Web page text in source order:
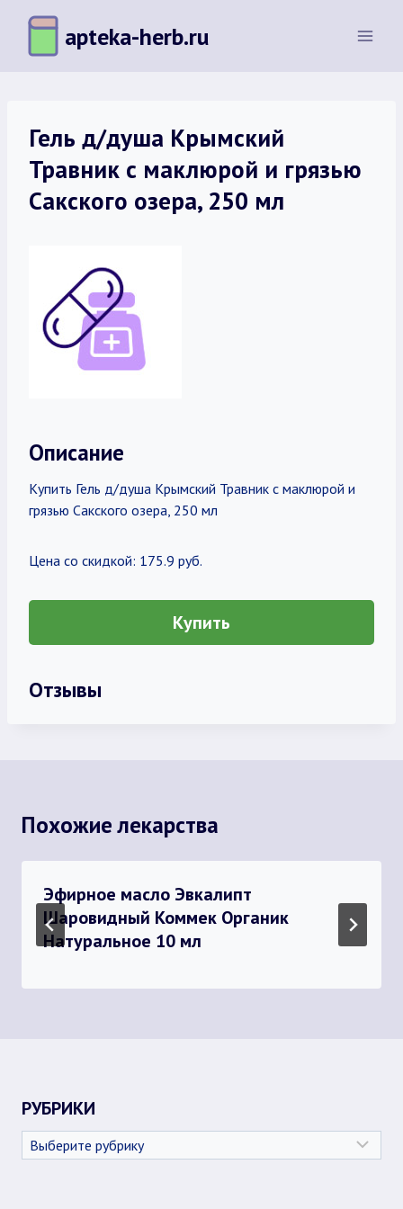
Перейти
содержимому
apteka-herb.ru
Гель д/душа Крымский
Травник с маклюрой и грязью
Сакского озера, 250 мл
Описание
Купить Гель д/душа Крымский Травник с маклюрой и
грязью Сакского озера, 250 мл
Цена со скидкой: 175.9 руб.
Купить
Отзывы
Похожие лекарства
Эфирное масло Эвкалипт
Шаровидный Коммек Органик
Натуральное 10 мл
РУБРИКИ
Рубрики